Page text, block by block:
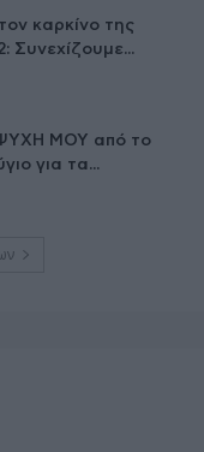
καρκίνο της
Συνεχίζουμε...
ΜΟΥ από το
για τα...